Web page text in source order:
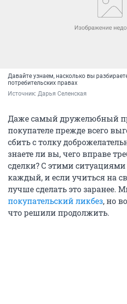
Давайте узнаем, насколько вы
потребительских правах
Источник: Дарья Селенская
Даже самый дружелюбный
покупателе прежде всего
сбить с толку
знаете ли вы, чего вправе
сделки? С этими
каждый, и если учиться на
лучше сделать это заранее.
покупательский ликбез, но
что решили продолжить.